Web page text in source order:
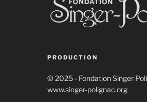
PRODUCTION
© 2025 - Fondation Singer
www.singer-polignac.org